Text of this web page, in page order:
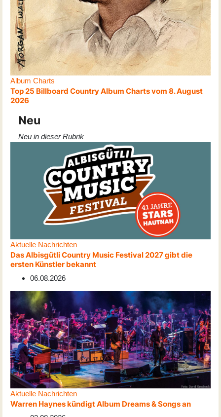
Album Charts
Top 25 Billboard Country Album Charts vom 8. August
2026
Neu
Neu in dieser Rubrik
Aktuelle Nachrichten
Das Albisgütli Country Music Festival 2027 gibt die
ersten Künstler bekannt
06.08.2026
Aktuelle Nachrichten
Warren Haynes kündigt Album Dreams & Songs an